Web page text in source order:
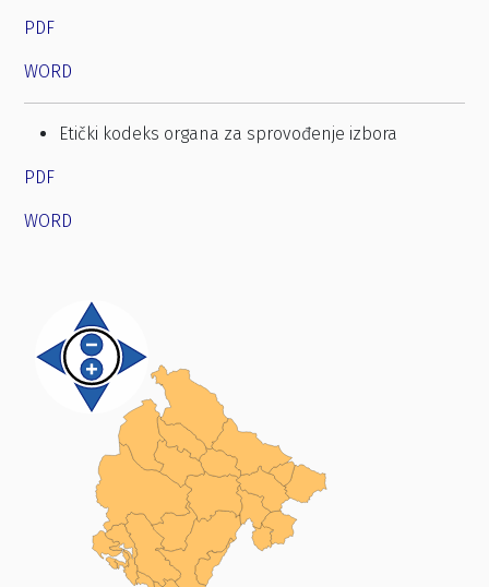
PDF
WORD
Etički kodeks organa za sprovođenje izbora
PDF
WORD